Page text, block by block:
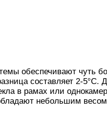
обеспечивают чуть
составляет 2-5°С.
в рамах или
небольшим